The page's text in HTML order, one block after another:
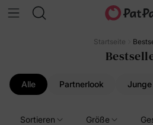
Startseite
Alle Partnerlook Junge
Sortieren Größe